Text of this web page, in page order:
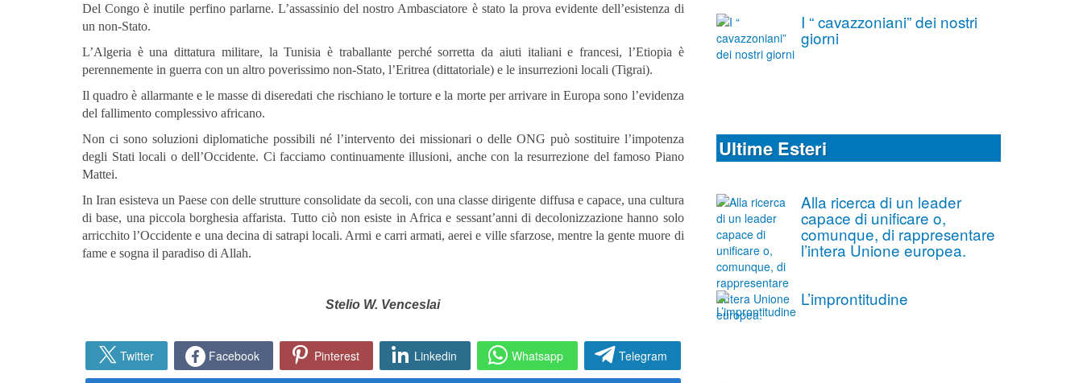
Del Congo è inutile perfino parlarne. L’assassinio del nostro Ambasciatore è stato la prova evidente dell’esistenza di
un non-Stato.
L’Algeria è una dittatura militare, la Tunisia è traballante perché sorretta da aiuti italiani e francesi, l’Etiopia è
perennemente in guerra con un altro poverissimo non-Stato, l’Eritrea (dittatoriale) e le insurrezioni locali (Tigrai).
Il quadro è allarmante e le masse di diseredati che rischiano le torture e la morte per arrivare in Europa sono l’evidenza
del fallimento complessivo africano.
Non ci sono soluzioni diplomatiche possibili né l’intervento dei missionari o delle ONG può sostituire l’impotenza
degli Stati locali o dell’Occidente. Ci facciamo continuamente illusioni, anche con la resurrezione del famoso Piano
Mattei.
In Iran esisteva un Paese con delle strutture consolidate da secoli, con una classe dirigente diffusa e capace, una cultura
di base, una piccola borghesia affarista. Tutto ciò non esiste in Africa e sessant’anni di decolonizzazione hanno solo
arricchito l’Occidente e una decina di satrapi locali. Armi e carri armati, aerei e ville sfarzose, mentre la gente muore di
fame e sogna il paradiso di Allah.
Stelio W. Venceslai
Twitter Facebook Pinterest Linkedin Whatsapp Telegram
I “ cavazzoniani” dei nostri
giorni
Ultime Esteri
Alla ricerca di un leader
capace di unificare o,
comunque, di rappresentare
l’intera Unione europea.
L’improntitudine